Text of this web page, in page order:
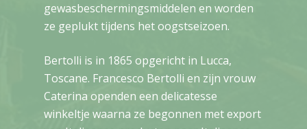
gewasbeschermingsmiddelen en worden
ze geplukt tijdens het oogstseizoen.
Bertolli is in 1865 opgericht in Lucca,
Toscane. Francesco Bertolli en zijn vrouw
Caterina openden een delicatesse
winkeltje waarna ze begonnen met export